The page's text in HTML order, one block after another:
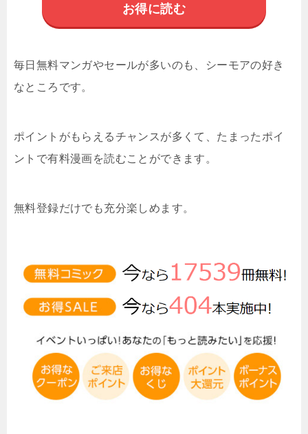
お得に読む
毎日無料マンガやセールが多いのも、シーモアの好き
なところです。
ポイントがもらえるチャンスが多くて、たまったポイ
ントで有料漫画を読むことができます。
無料登録だけでも充分楽しめます。